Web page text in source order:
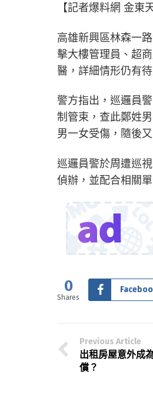
【記者爆料網 金東
高雄新興區林森一
擊大樓管理員、超
醫，詳細情形仍有待
警方指出，巡邏員
制管束，查此鄭姓
男一女受傷，隨後
巡邏員警於周遭巡
偵辦，並配合相關
0
Shares
Previous Article
出租房屋意外成
償？